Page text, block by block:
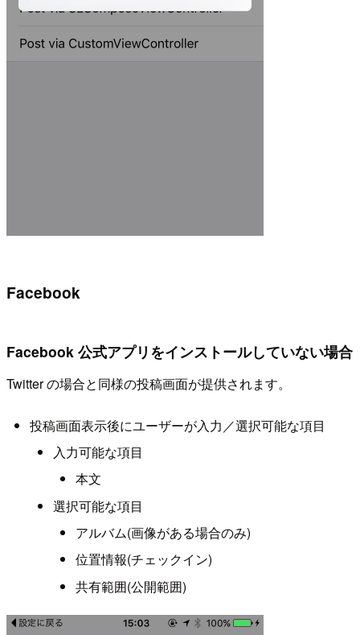
Facebook
Facebook 公式アプリをインストールしていない場合
Twitter の場合と同様の投稿画面が提供されます。
投稿画面表示後にユーザーが入力／選択可能な項目
入力可能な項目
本文
選択可能な項目
アルバム(画像がある場合のみ)
位置情報(チェックイン)
共有範囲(公開範囲)